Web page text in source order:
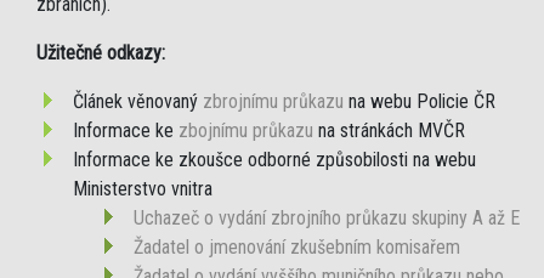
Užitečné odkazy:
Článek věnovaný zbrojnímu průkazu na webu Policie ČR
Informace ke zbojnímu průkazu na stránkách MVČR
Informace ke zkoušce odborné způsobilosti na webu
Ministerstvo vnitra
Uchazeč o vydání zbrojního průkazu skupiny A až E
Žadatel o jmenování zkušebním komisařem